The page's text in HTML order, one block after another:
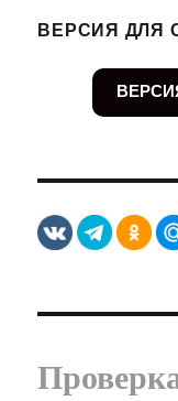
ВЕРСИЯ ДЛЯ